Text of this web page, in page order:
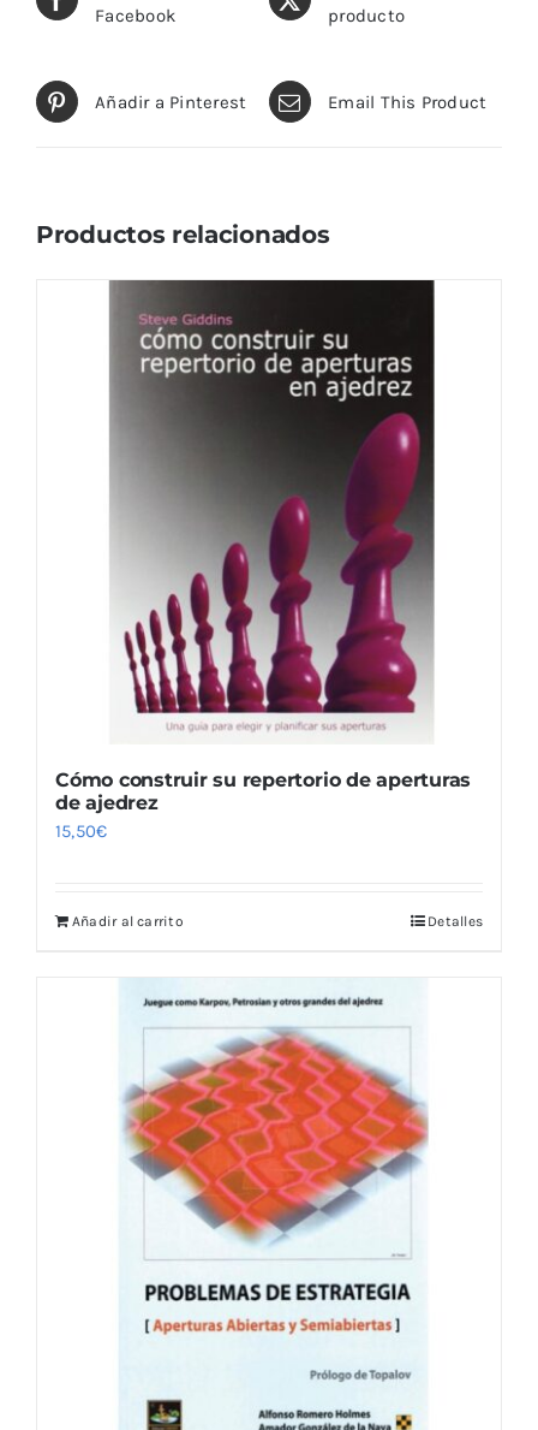
Facebook producto
Añadir a Pinterest Email This Product
Productos relacionados
Cómo construir su repertorio de aperturas
de ajedrez
15,50€
Añadir al carrito Detalles